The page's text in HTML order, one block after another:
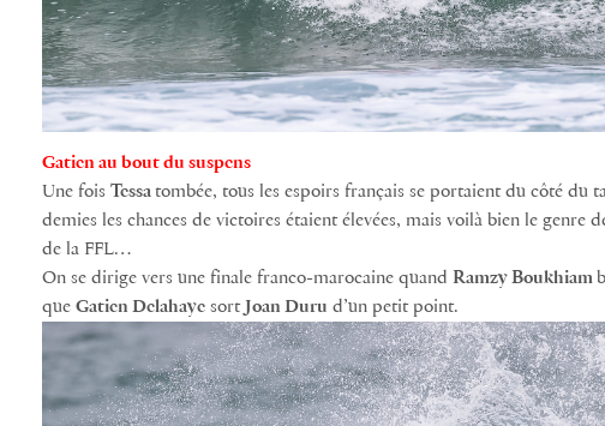
Gatien au bout du suspens
Une fois Tessatombée, tous les espoirs français se portaient du côté du
demies les chances de victoires étaient élevées, mais voilà bien le genre
de la FFL…
On se dirige vers une finale franco-marocaine quand Ramzy Boukhiam
que Gatien Delahaye sortJoan Duru d’un petit point.